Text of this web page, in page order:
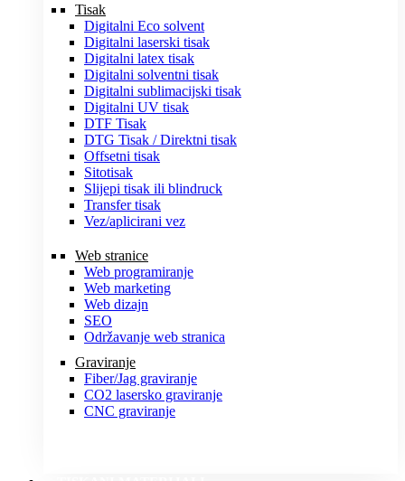
Tisak
Digitalni Eco solvent
Digitalni laserski tisak
Digitalni latex tisak
Digitalni solventni tisak
Digitalni sublimacijski tisak
Digitalni UV tisak
DTF Tisak
DTG Tisak / Direktni tisak
Offsetni tisak
Sitotisak
Slijepi tisak ili blindruck
Transfer tisak
Vez/aplicirani vez
Web stranice
Web programiranje
Web marketing
Web dizajn
SEO
Održavanje web stranica
Graviranje
Fiber/Jag graviranje
CO2 lasersko graviranje
CNC graviranje